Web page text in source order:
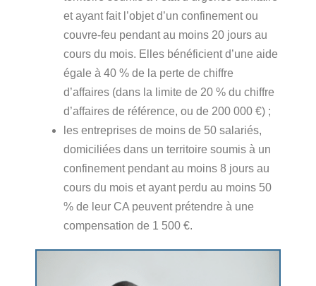
et ayant fait l’objet d’un confinement ou
couvre-feu pendant au moins 20 jours au
cours du mois. Elles bénéficient d’une aide
égale à 40 % de la perte de chiffre
d’affaires (dans la limite de 20 % du chiffre
d’affaires de référence, ou de 200 000 €) ;
les entreprises de moins de 50 salariés,
domiciliées dans un territoire soumis à un
confinement pendant au moins 8 jours au
cours du mois et ayant perdu au moins 50
% de leur CA peuvent prétendre à une
compensation de 1 500 €.